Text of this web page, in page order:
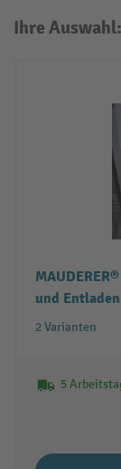
Ihre
und
2 Varianten
5